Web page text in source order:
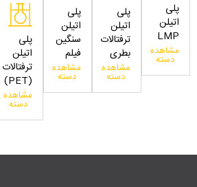
پلی
اتیلن
LMP
مشاهده
دسته
پلی
اتیلن
ترفتالات
بطری
مشاهده
دسته
پلی
اتیلن
سنگین
فیلم
مشاهده
دسته
پلی
اتیلن
ترفتالات
(PET)
مشاهده
دسته